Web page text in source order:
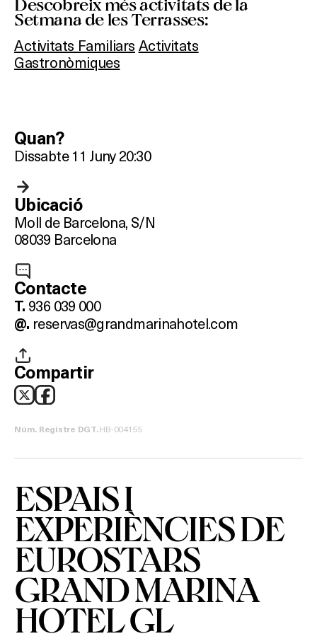
HOTELS
TERRASSES
RESTAURANTS
Descobreix més activitats de la
Setmana de les Terrasses:
Activitats Familiars Activitats
Gastronòmiques
Quan?
Dissabte 11 Juny 20:30
Ubicació
Moll de Barcelona, S/N
08039 Barcelona
Contacte
T. 936 039 000
@. reservas@grandmarinahotel.com
Compartir
Núm. Registre DGT.HB-004155
ESPAIS I
EXPERIÈNCIES DE
EUROSTARS
GRAND MARINA
HOTEL GL